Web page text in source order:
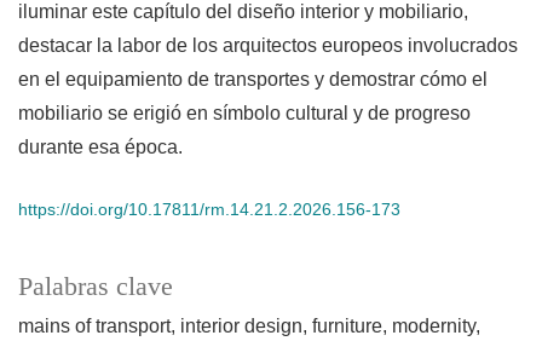
Palabras clave
mains of transport interior design furniture modernity
iluminar este capítulo del diseño interior y mobiliario,
destacar la labor de los arquitectos europeos involucrados
en el equipamiento de transportes y demostrar cómo el
mobiliario se erigió en símbolo cultural y de progreso
durante esa época.
https://doi.org/10.17811/rm.14.21.2.2026.156-173